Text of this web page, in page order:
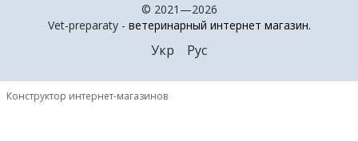
© 2021—2026
Vet-preparaty - ветеринарный интернет магазин.
Укр Рус
Конструктор интернет-магазинов